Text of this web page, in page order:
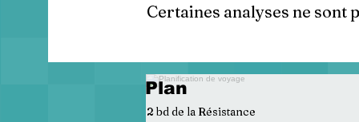
Certaines analyses ne sont
2 bd de la Résistance
Plan